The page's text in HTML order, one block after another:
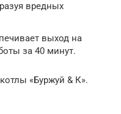
вредных
выход на
за 40 минут.
«Буржуй & К».